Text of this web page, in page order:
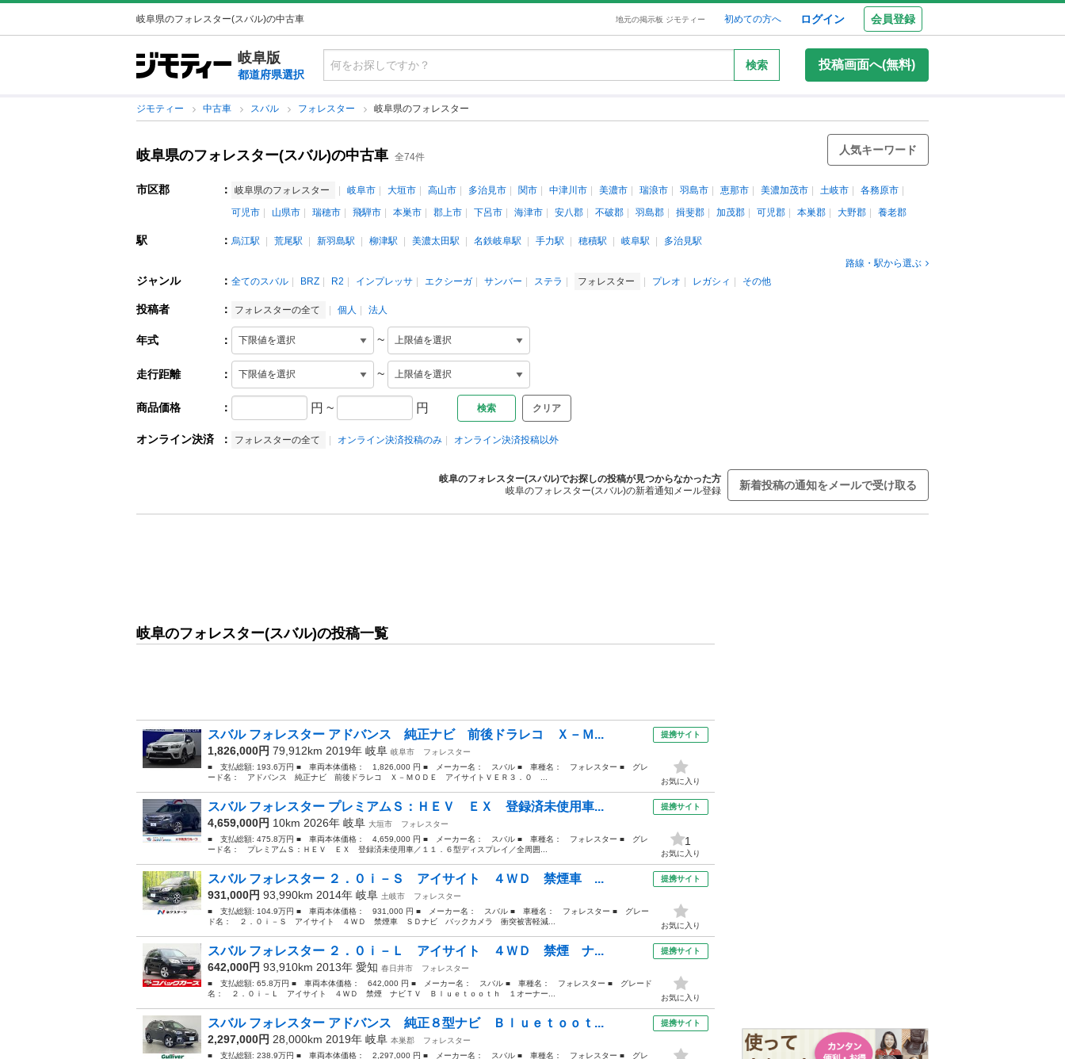
岐阜県のフォレスター(スバル)の中古車 地元の掲示板 ジモティー 初めての方へ ログイン 会員登録
岐阜版
都道府県選択
検索 投稿画面へ(無料)
ジモティー 中古車 スバル フォレスター 岐阜県のフォレスター
岐阜県のフォレスター(スバル)の中古車 全74件
人気キーワード
市区郡 ： 岐阜県のフォレスター 岐阜市 大垣市 高山市 多治見市 関市 中津川市 美濃市 瑞浪市 羽島市 恵那市 美濃加茂市 土岐市
各務原市
可児市
山県市 瑞穂市 飛騨市 本巣市 郡上市 下呂市 海津市 安八郡 不破郡 羽島郡 揖斐郡 加茂郡 可児郡 本巣郡 大野郡 養老郡
駅 ： 烏江駅 荒尾駅 新羽島駅 柳津駅 美濃太田駅 名鉄岐阜駅 手力駅 穂積駅 岐阜駅
多治見駅
路線・駅から選ぶ
ジャンル ： 全てのスバル BRZ R2 インプレッサ エクシーガ サンバー ステラ フォレスター プレオ レガシィ その他
投稿者 ： フォレスターの全て 個人 法人
年式 ： ~
走行距離 ： ~
商品価格 ： 円 ~ 円 クリア
オンライン決済 ： フォレスターの全て オンライン決済投稿のみ オンライン決済投稿以外
岐阜のフォレスター(スバル)でお探しの投稿が見つからなかった方
岐阜のフォレスター(スバル)の新着通知メール登録
新着投稿の通知をメールで受け取る
岐阜のフォレスター(スバル)の投稿一覧
スバル フォレスター アドバンス 純正ナビ 前後ドラレコ Ｘ－Ｍ...
1,826,000円 79,912km 2019年 岐阜 岐阜市
フォレスター
■ 支払総額: 193.6万円 ■ 車両本体価格： 1,826,000 円 ■ メーカー名： スバル ■ 車種名： フォレスター ■ グレ
ード名： アドバンス 純正ナビ 前後ドラレコ Ｘ－ＭＯＤＥ アイサイトＶＥＲ３．０ ...
提携サイト
お気に入り
スバル フォレスター プレミアムＳ：ＨＥＶ ＥＸ 登録済未使用車...
4,659,000円 10km 2026年 岐阜 大垣市
フォレスター
■ 支払総額: 475.8万円 ■ 車両本体価格： 4,659,000 円 ■ メーカー名： スバル ■ 車種名： フォレスター ■ グレ
ード名： プレミアムＳ：ＨＥＶ ＥＸ 登録済未使用車／１１．６型ディスプレイ／全周囲...
提携サイト
1
お気に入り
スバル フォレスター ２．０ｉ－Ｓ アイサイト ４ＷＤ 禁煙車 ...
931,000円 93,990km 2014年 岐阜 土岐市
フォレスター
■ 支払総額: 104.9万円 ■ 車両本体価格： 931,000 円 ■ メーカー名： スバル ■ 車種名： フォレスター ■ グレー
ド名： ２．０ｉ－Ｓ アイサイト ４ＷＤ 禁煙車 ＳＤナビ バックカメラ 衝突被害軽減...
提携サイト
お気に入り
スバル フォレスター ２．０ｉ－Ｌ アイサイト ４ＷＤ 禁煙 ナ...
642,000円 93,910km 2013年 愛知 春日井市
フォレスター
■ 支払総額: 65.8万円 ■ 車両本体価格： 642,000 円 ■ メーカー名： スバル ■ 車種名： フォレスター ■ グレード
名： ２．０ｉ－Ｌ アイサイト ４ＷＤ 禁煙 ナビＴＶ Ｂｌｕｅｔｏｏｔｈ １オーナー...
提携サイト
お気に入り
スバル フォレスター アドバンス 純正８型ナビ Ｂｌｕｅｔｏｏｔ...
2,297,000円 28,000km 2019年 岐阜 本巣郡
フォレスター
■ 支払総額: 238.9万円 ■ 車両本体価格： 2,297,000 円 ■ メーカー名： スバル ■ 車種名： フォレスター ■ グレ
提携サイト